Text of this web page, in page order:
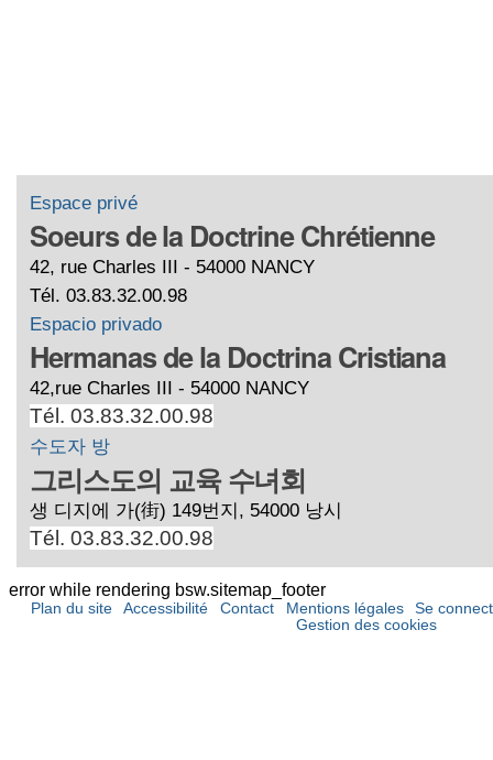
Espace privé
Soeurs de la Doctrine Chrétienne
42, rue Charles III - 54000 NANCY
Tél. 03.83.32.00.98
Espacio privado
Hermanas de la Doctrina Cristiana
42,rue Charles III - 54000 NANCY
Tél. 03.83.32.00.98
수도자 방
그리스도의 교육 수녀회
생 디지에 가(街) 149번지, 54000 낭시
Tél. 03.83.32.00.98
error while rendering bsw.sitemap_footer
Plan du site Accessibilité Contact Mentions légales
Se
Gestion des cookies